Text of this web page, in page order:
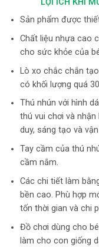
LỢI ÍCH KHI
Sản phẩm được
Chất liệu nhựa cao
cho sức khỏe của
Lò xo chắc chắn
có khối lượng quá
Thú nhún với hình
thú vui chơi và
duy, sáng tạo và
Tay cầm của thú
cầm nắm.
Các chi tiết làm
bền cao. Phù hợp
tốn thời gian và chi
Đồ chơi dùng cho
làm cho con giống